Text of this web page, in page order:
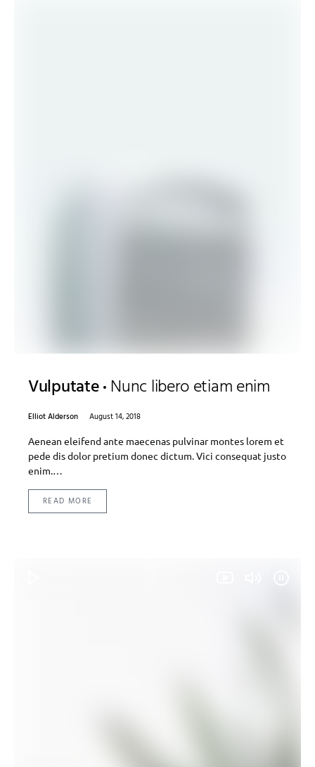
Vulputate Nunc libero etiam enim
Elliot Alderson
August 14, 2018
Aenean eleifend ante maecenas pulvinar montes lorem et
pede dis dolor pretium donec dictum. Vici consequat justo
enim.…
READ MORE